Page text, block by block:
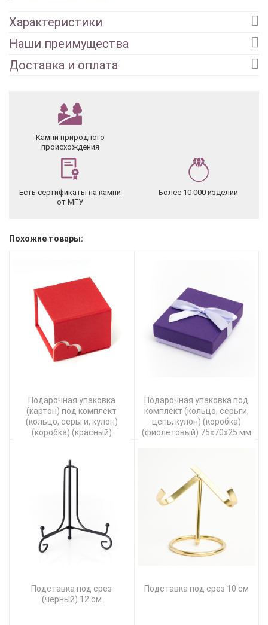
Характеристики
Наши преимущества
Доставка и оплата
Камни природного
происхождения
Есть сертификаты на камни
от МГУ
Более 10 000 изделий
Похожие товары:
Подарочная упаковка
(картон) под комплект
(кольцо, серьги, кулон)
(коробка) (красный)
Подарочная упаковка под
комплект (кольцо, серьги,
цепь, кулон) (коробка)
(фиолетовый) 75х70х25 мм
Подставка под срез
(черный) 12 см
Подставка под срез 10 см